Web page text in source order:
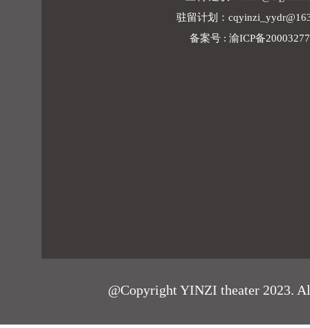
驻留计划：
备案号 : 渝ICP备
@Copyright YINZI theater 2023.